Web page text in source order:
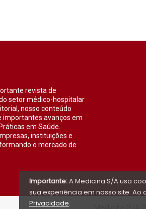
revista de
setor médico-hospitalar
nosso conteúdo
importantes avanços em
em Saúde.
instituições e
o mercado de
Importante:A Medicina S/A usa
sua experiência em nosso site. Ao
Privacidade.